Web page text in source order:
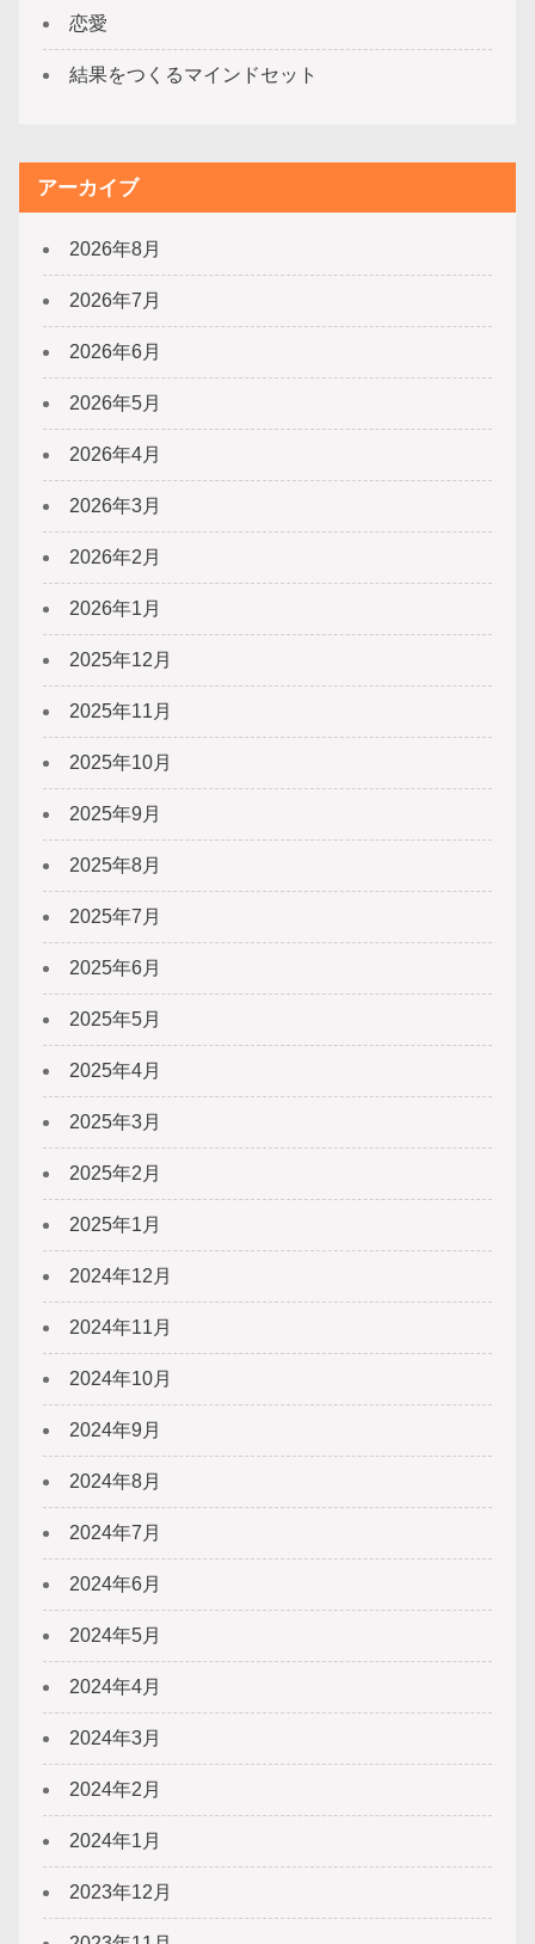
恋愛
結果をつくるマインドセット
アーカイブ
2026年8月
2026年7月
2026年6月
2026年5月
2026年4月
2026年3月
2026年2月
2026年1月
2025年12月
2025年11月
2025年10月
2025年9月
2025年8月
2025年7月
2025年6月
2025年5月
2025年4月
2025年3月
2025年2月
2025年1月
2024年12月
2024年11月
2024年10月
2024年9月
2024年8月
2024年7月
2024年6月
2024年5月
2024年4月
2024年3月
2024年2月
2024年1月
2023年12月